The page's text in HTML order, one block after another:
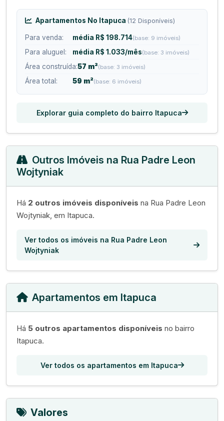
Apartamentos No Itapuca (12 Disponíveis)
Para venda: média R$ 198.714(base: 9 imóveis)
Para aluguel: média R$ 1.033/mês(base: 3 imóveis)
Área construída:57 m²(base: 3 imóveis)
Área total: 59 m²(base: 6 imóveis)
Explorar guia completo do bairro Itapuca
Outros Imóveis na Rua Padre Leon
Wojtyniak
Há 2 outros imóveis disponíveis na Rua Padre Leon
Wojtyniak, em Itapuca.
Ver todos os imóveis na Rua Padre Leon
Wojtyniak
Apartamentos em Itapuca
Há 5 outros apartamentos disponíveis no bairro
Itapuca.
Ver todos os apartamentos em Itapuca
Valores